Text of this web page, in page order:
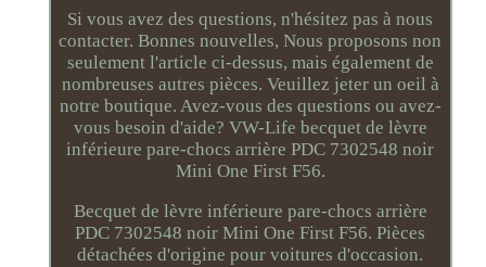
Si vous avez des questions, n'hésitez pas à nous
contacter. Bonnes nouvelles, Nous proposons non
seulement l'article ci-dessus, mais également de
nombreuses autres pièces. Veuillez jeter un oeil à
notre boutique. Avez-vous des questions ou avez-
vous besoin d'aide? VW-Life becquet de lèvre
inférieure pare-chocs arrière PDC 7302548 noir
Mini One First F56.
Becquet de lèvre inférieure pare-chocs arrière
PDC 7302548 noir Mini One First F56. Pièces
détachées d'origine pour voitures d'occasion.